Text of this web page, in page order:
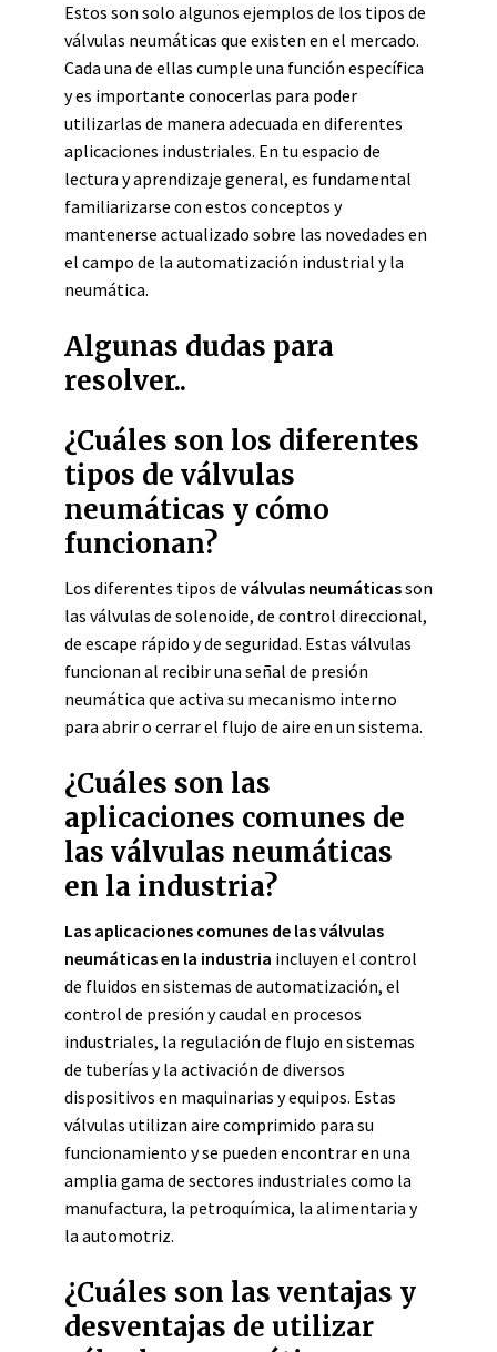
Estos son solo algunos ejemplos de los tipos de
válvulas neumáticas que existen en el mercado.
Cada una de ellas cumple una función específica
y es importante conocerlas para poder
utilizarlas de manera adecuada en diferentes
aplicaciones industriales. En tu espacio de
lectura y aprendizaje general, es fundamental
familiarizarse con estos conceptos y
mantenerse actualizado sobre las novedades en
el campo de la automatización industrial y la
neumática.
Algunas dudas para
resolver..
¿Cuáles son los diferentes
tipos de válvulas
neumáticas y cómo
funcionan?
Los diferentes tipos de válvulas neumáticasson
las válvulas de solenoide, de control direccional,
de escape rápido y de seguridad. Estas válvulas
funcionan al recibir una señal de presión
neumática que activa su mecanismo interno
para abrir o cerrar el flujo de aire en un sistema.
¿Cuáles son las
aplicaciones comunes de
las válvulas neumáticas
en la industria?
Las aplicaciones comunes de las válvulas
neumáticas en la industria incluyen el control
de fluidos en sistemas de automatización, el
control de presión y caudal en procesos
industriales, la regulación de flujo en sistemas
de tuberías y la activación de diversos
dispositivos en maquinarias y equipos. Estas
válvulas utilizan aire comprimido para su
funcionamiento y se pueden encontrar en una
amplia gama de sectores industriales como la
manufactura, la petroquímica, la alimentaria y
la automotriz.
¿Cuáles son las ventajas y
desventajas de utilizar